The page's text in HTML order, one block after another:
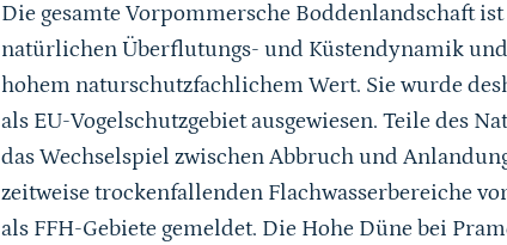
Die gesamte Vorpommersche Boddenlandschaft
natürlichen Überflutungs- und Küstendynamik
hohem naturschutzfachlichem Wert. Sie wurde
als EU-Vogelschutzgebiet ausgewiesen. Teile des
das Wechselspiel zwischen Abbruch und
zeitweise trockenfallenden Flachwasserbereiche
als FFH-Gebiete gemeldet. Die Hohe Düne bei